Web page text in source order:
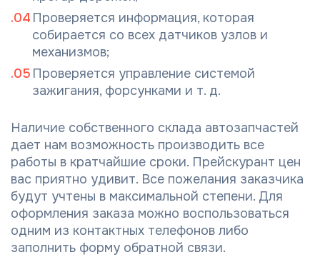
Проверяется информация, которая
собирается со всех датчиков узлов и
механизмов;
Проверяется управление системой
зажигания, форсунками и т. д.
Наличие собственного склада автозапчастей
дает нам возможность производить все
работы в кратчайшие сроки. Прейскурант цен
вас приятно удивит. Все пожелания заказчика
будут учтены в максимальной степени. Для
оформления заказа можно воспользоваться
одним из контактных телефонов либо
заполнить форму обратной связи.